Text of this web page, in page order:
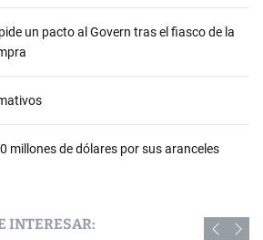
un pacto al Govern tras el fiasco de la
millones de dólares por sus aranceles
INTERESAR: